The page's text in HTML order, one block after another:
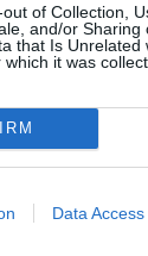
of Collection,
and/or Sharing
that Is Unrelated
it was
Data Access
Pantoja
Hacienda
suma y
López
35
en los
nuevo récord